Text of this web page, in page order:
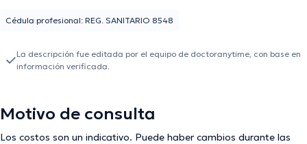
Cédula profesional: REG. SANITARIO 8548
La descripción fue editada por el equipo de doctoranytime, con base en
información verificada.
Motivo de consulta
Los costos son un indicativo. Puede haber cambios durante las